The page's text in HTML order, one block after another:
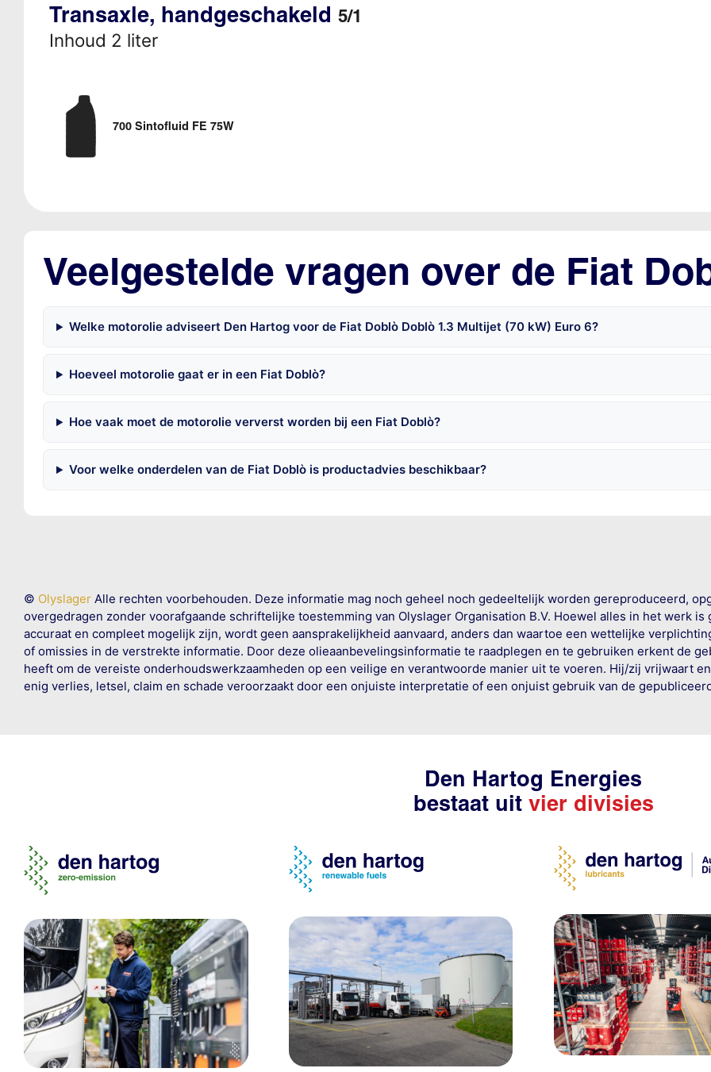
Transaxle, handgeschakeld 5/1
Inhoud 2 liter
700 Sintofluid FE 75W
Veelgestelde vragen over de Fiat
Welke motorolie adviseert Den Hartog voor de Fiat Doblò Doblò 1.3 Multijet (70 kW) Euro 6?
Hoeveel motorolie gaat er in een Fiat Doblò?
Hoe vaak moet de motorolie ververst worden bij een Fiat Doblò?
Voor welke onderdelen van de Fiat Doblò is productadvies beschikbaar?
© OlyslagerAlle rechten voorbehouden. Deze informatie mag noch geheel noch gedeeltelijk worden gereproduceerd,
overgedragen zonder voorafgaande schriftelijke toestemming van Olyslager Organisation B.V. Hoewel alles in het werk
accuraat en compleet mogelijk zijn, wordt geen aansprakelijkheid aanvaard, anders dan waartoe een wettelijke
of omissies in de verstrekte informatie. Door deze olieaanbevelingsinformatie te raadplegen en te gebruiken erkent de
heeft om de vereiste onderhoudswerkzaamheden op een veilige en verantwoorde manier uit te voeren. Hij/zij vrijwaart
enig verlies, letsel, claim en schade veroorzaakt door een onjuiste interpretatie of een onjuist gebruik van de
Den Hartog Energies
bestaat uit vier divisies